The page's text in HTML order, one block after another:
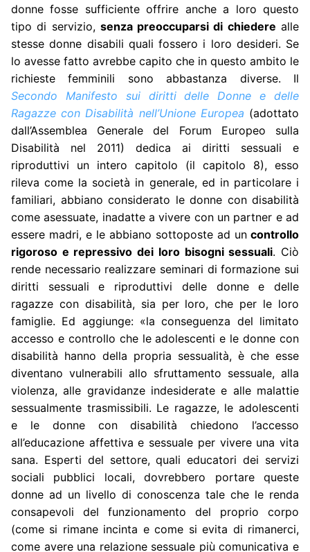
donne fosse sufficiente offrire anche a loro questo
tipo di servizio, senza preoccuparsi di chiedere alle
stesse donne disabili quali fossero i loro desideri. Se
lo avesse fatto avrebbe capito che in questo ambito le
richieste femminili sono abbastanza diverse. Il
Secondo Manifesto sui diritti delle Donne e delle
Ragazze con Disabilità nell’Unione Europea (adottato
dall’Assemblea Generale del Forum Europeo sulla
Disabilità nel 2011) dedica ai diritti sessuali e
riproduttivi un intero capitolo (il capitolo 8), esso
rileva come la società in generale, ed in particolare i
familiari, abbiano considerato le donne con disabilità
come asessuate, inadatte a vivere con un partner e ad
essere madri, e le abbiano sottoposte ad un controllo
rigoroso e repressivo dei loro bisogni sessuali. Ciò
rende necessario realizzare seminari di formazione sui
diritti sessuali e riproduttivi delle donne e delle
ragazze con disabilità, sia per loro, che per le loro
famiglie. Ed aggiunge: «la conseguenza del limitato
accesso e controllo che le adolescenti e le donne con
disabilità hanno della propria sessualità, è che esse
diventano vulnerabili allo sfruttamento sessuale, alla
violenza, alle gravidanze indesiderate e alle malattie
sessualmente trasmissibili. Le ragazze, le adolescenti
e le donne con disabilità chiedono l’accesso
all’educazione affettiva e sessuale per vivere una vita
sana. Esperti del settore, quali educatori dei servizi
sociali pubblici locali, dovrebbero portare queste
donne ad un livello di conoscenza tale che le renda
consapevoli del funzionamento del proprio corpo
(come si rimane incinta e come si evita di rimanerci,
come avere una relazione sessuale più comunicativa e